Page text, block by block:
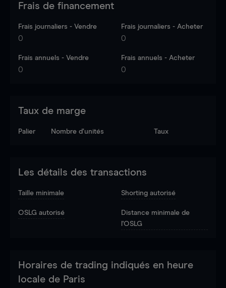
Frais de financement
Frais journaliers - Vendre
0
Frais journaliers - Acheter
0
Frais annuels - Vendre
0
Frais annuels - Acheter
0
Taux de marge
Palier Nombre d’unités Taux
Les détails des transactions
Taille minimale Shorting autorisé
OSLG autorisé
Distance minimale de
l'OSLG
Horaires de trading indiqués en heure
locale de Paris